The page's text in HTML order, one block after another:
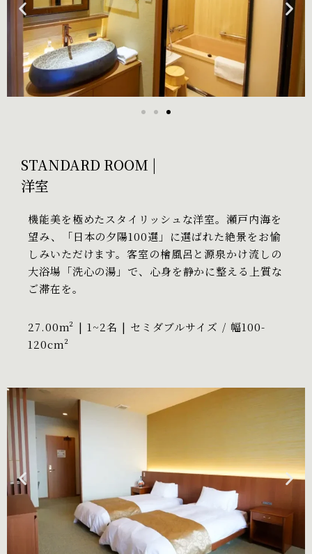
STANDARD ROOM |
洋室
機能美を極めたスタイリッシュな洋室。瀬戸内海を
望み、「日本の夕陽100選」に選ばれた絶景をお愉
しみいただけます。客室の檜風呂と源泉かけ流しの
大浴場「洗心の湯」で、心身を静かに整える上質な
ご滞在を。
27.00m² | 1~2名 | セミダブルサイズ / 幅100-
120cm²